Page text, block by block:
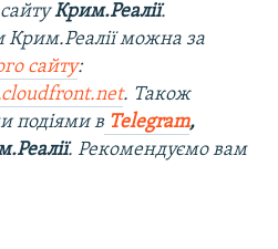
Крим.Реалії.
можна за
сайту:
. Також
подіями в Telegram,
. Рекомендуємо вам